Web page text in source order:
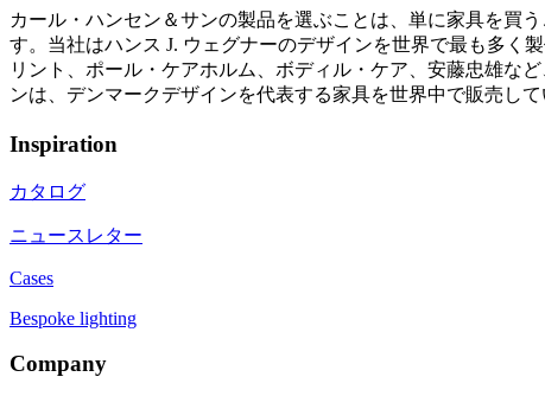
カール・ハンセン＆サンの製品を選ぶことは、単に家具を買
す。当社はハンス J. ウェグナーのデザインを世界で最も多く
リント、ポール・ケアホルム、ボディル・ケア、安藤忠雄な
ンは、デンマークデザインを代表する家具を世界中で販売して
Inspiration
カタログ
ニュースレター
Cases
Bespoke lighting
Company